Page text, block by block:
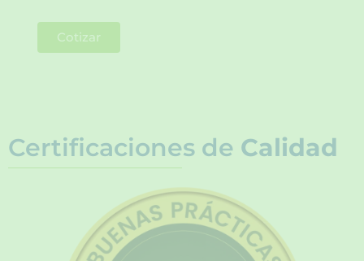
Cotizar
Certificaciones de Calidad